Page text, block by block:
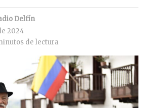
Delfín
2024
de lectura